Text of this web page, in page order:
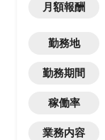
月額報酬
勤務地
勤務期間
稼働率
業務内容